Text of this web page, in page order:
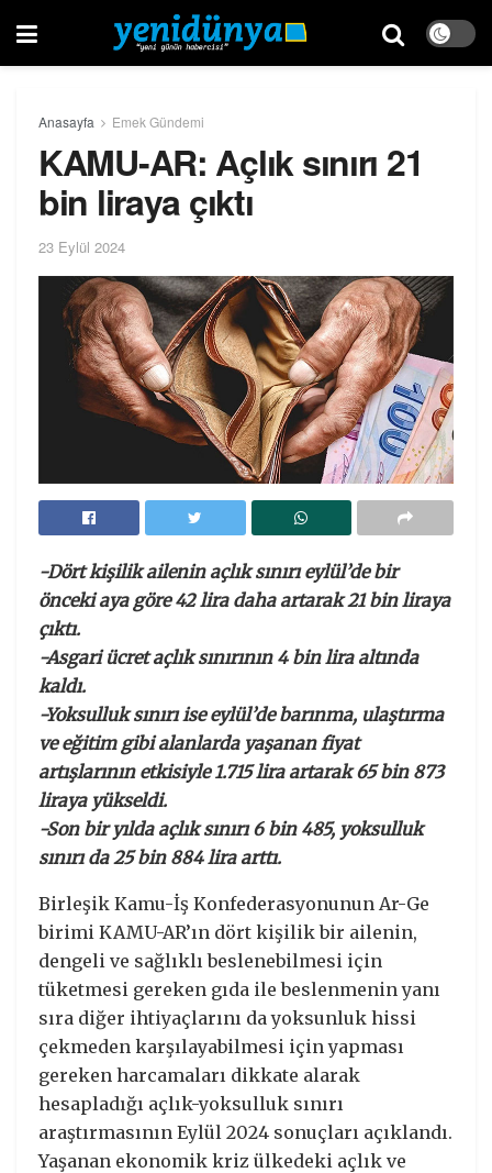
Anasayfa Emek Gündemi
KAMU-AR: Açlık sınırı 21
bin liraya çıktı
23 Eylül 2024
-Dört kişilik ailenin açlık sınırı eylül’de bir
önceki aya göre 42 lira daha artarak 21 bin liraya
çıktı.
-Asgari ücret açlık sınırının 4 bin lira altında
kaldı.
-Yoksulluk sınırı ise eylül’de barınma, ulaştırma
ve eğitim gibi alanlarda yaşanan fiyat
artışlarının etkisiyle 1.715 lira artarak 65 bin 873
liraya yükseldi.
-Son bir yılda açlık sınırı 6 bin 485, yoksulluk
sınırı da 25 bin 884 lira arttı.
Birleşik Kamu-İş Konfederasyonunun Ar-Ge
birimi KAMU-AR’ın dört kişilik bir ailenin,
dengeli ve sağlıklı beslenebilmesi için
tüketmesi gereken gıda ile beslenmenin yanı
sıra diğer ihtiyaçlarını da yoksunluk hissi
çekmeden karşılayabilmesi için yapması
gereken harcamaları dikkate alarak
hesapladığı açlık-yoksulluk sınırı
araştırmasının Eylül 2024 sonuçları açıklandı.
Yaşanan ekonomik kriz ülkedeki açlık ve